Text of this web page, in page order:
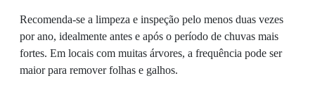
Recomenda-se a limpeza e inspeção pelo menos duas vezes
por ano, idealmente antes e após o período de chuvas mais
fortes. Em locais com muitas árvores, a frequência pode ser
maior para remover folhas e galhos.